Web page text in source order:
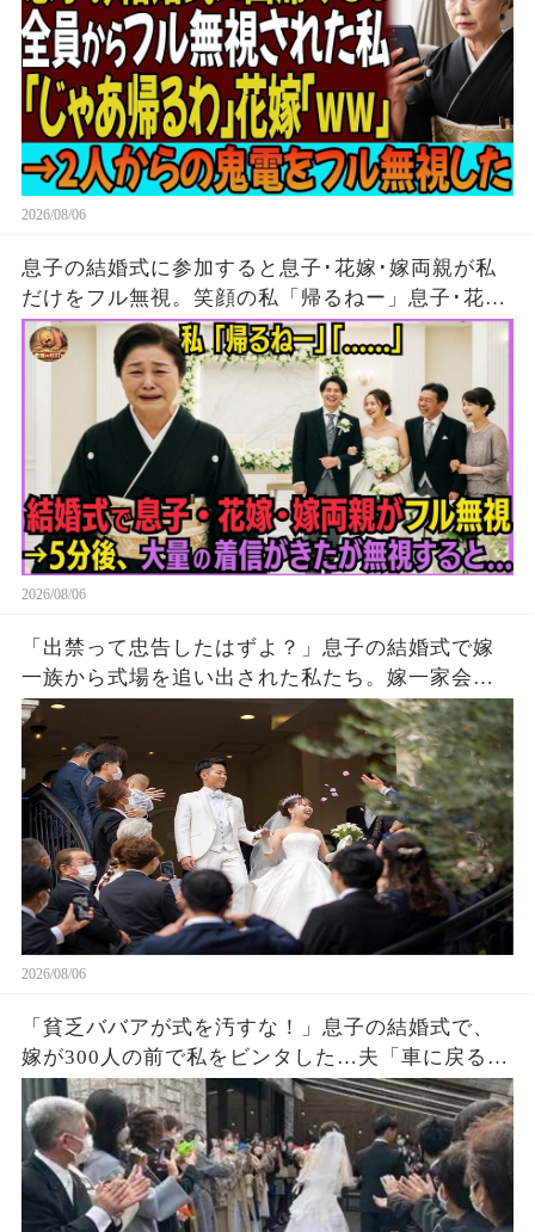
2026/08/06
息子の結婚式に参加すると息子･花嫁･嫁両親が私
だけをフル無視。笑顔の私「帰るねー」息子･花
嫁･嫁両親「…」→5分後、大量の着信がきたが無
視して消えた結果
2026/08/06
「出禁って忠告したはずよ？」息子の結婚式で嫁
一族から式場を追い出された私たち。嫁一家会社
の大株主の私が株主総会で社長解任案を出すと
2026/08/06
「貧乏ババアが式を汚すな！」息子の結婚式で、
嫁が300人の前で私をビンタした…夫「車に戻る
か」私「ごめん」皆が私を哀れんでいたが真実が
明かされ嫁は顔面蒼白になった…